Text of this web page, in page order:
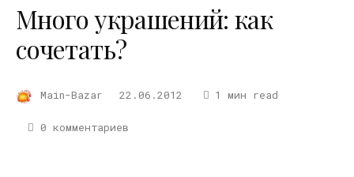
Много украшений: как
сочетать?
Main-Bazar 22.06.2012 1 мин read
0 комментариев